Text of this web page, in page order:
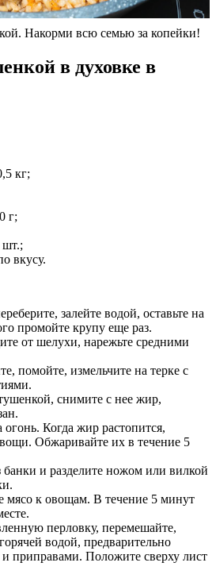
Накорми всю семью за копейки!
в духовке в
кг;
г;
шт.;
вкусу.
залейте водой, оставьте на
промойте крупу еще раз.
от шелухи, нарежьте средними
помойте, измельчите на терке с
снимите с нее жир,
огонь. Когда жир растопится,
Обжаривайте их в течение 5
и разделите ножом или вилкой
мясо к овощам. В течение 5 минут
перловку, перемешайте,
водой, предварительно
приправами. Положите сверху лист